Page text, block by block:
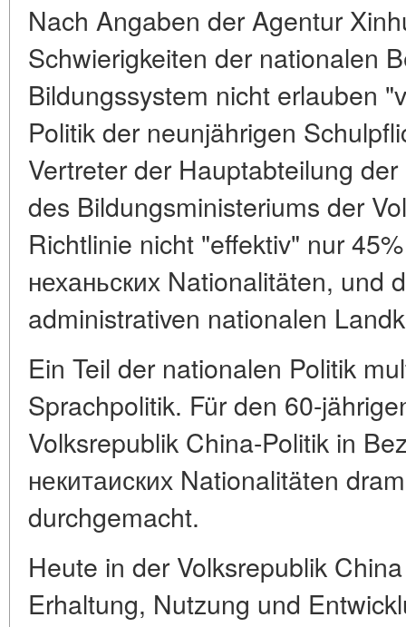
Nach Angaben der Agentur
Schwierigkeiten der nationalen
Bildungssystem nicht erlauben
Politik der neunjährigen
Vertreter der Hauptabteilung
des Bildungsministeriums der
Richtlinie nicht "effektiv" nur
неханьских Nationalitäten, und
administrativen nationalen
Ein Teil der nationalen Politik
Sprachpolitik. Für den 60-
Volksrepublik China-Politik in
некитаиских Nationalitäten
durchgemacht.
Heute in der Volksrepublik
Erhaltung, Nutzung und